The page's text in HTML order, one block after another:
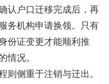
认户口迁移完成后，再
务机构申请换领。只有
份证变更才能顺利推
情况。
侧重于注销与迁出。